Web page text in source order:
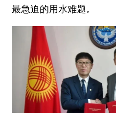
最急迫的用水难题。